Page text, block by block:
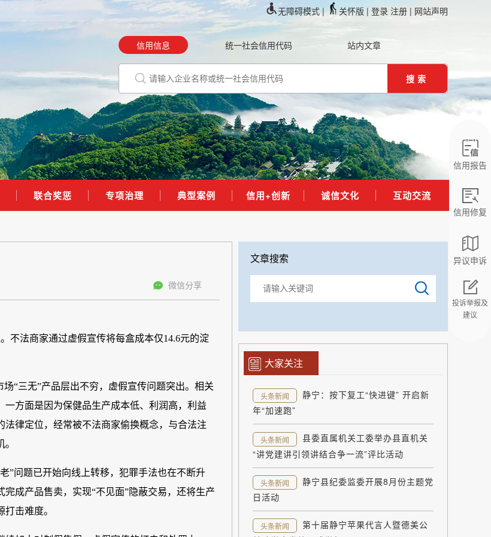
无障碍模式 | 关怀版 | 登录 注册 | 网站声明
信用信息 统一社会信用代码 站内文章
搜索
联合奖惩 专项治理 典型案例 信用+创新 诚信文化 互动交流
微信分享
文章搜索
大家关注
头条新闻
静宁：按下复工“快进键” 开启新
年“加速跑”
头条新闻
县委直属机关工委举办县直机关
“讲党建讲引领讲结合争一流”评比活动
头条新闻
静宁县纪委监委开展8月份主题党
日活动
头条新闻
第十届静宁苹果代言人暨德美公
信用报告
信用修复
异议申诉
投诉举报及
建议